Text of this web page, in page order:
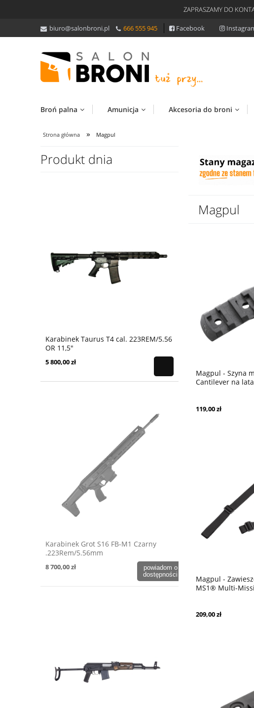
ZAPRASZAMY DO
biuro@salonbroni.pl 666 555 945 Facebook
Broń palna Amunicja Akcesoria do broni
Strona główna » Magpul
Produkt dnia
Karabinek Taurus T4 cal. 223REM/5.56
OR 11,5"
5 800,00 zł
Karabinek Grot S16 FB-M1 Czarny
.223Rem/5.56mm
8 700,00 zł
powiadom o
dostępności
Magpul
Magpul - Szyna
Cantilever na
119,00 zł
Magpul -
MS1® Multi-
209,00 zł